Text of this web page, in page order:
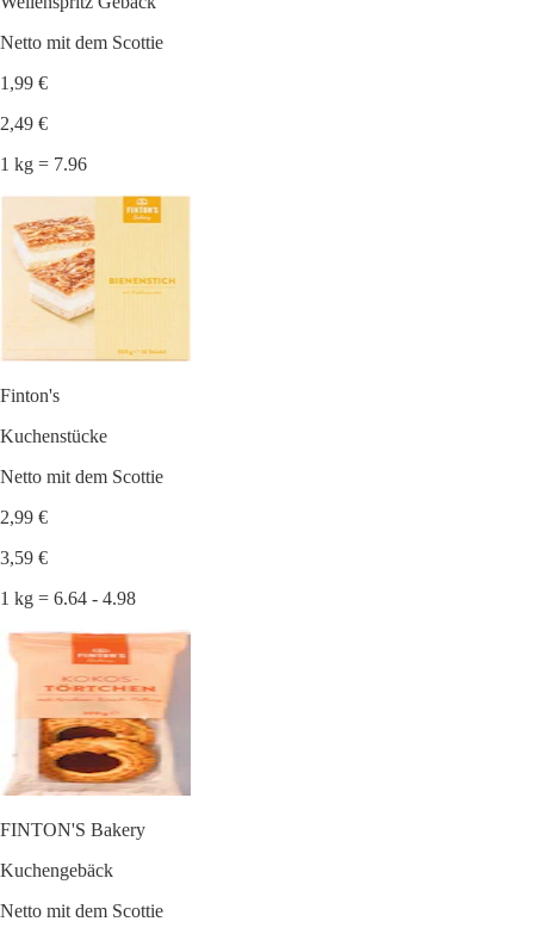
Netto mit dem Scottie
1,99 €
2,49 €
1 kg = 7.96
Finton's
Kuchenstücke
Netto mit dem Scottie
2,99 €
3,59 €
1 kg = 6.64 - 4.98
FINTON'S Bakery
Kuchengebäck
Netto mit dem Scottie